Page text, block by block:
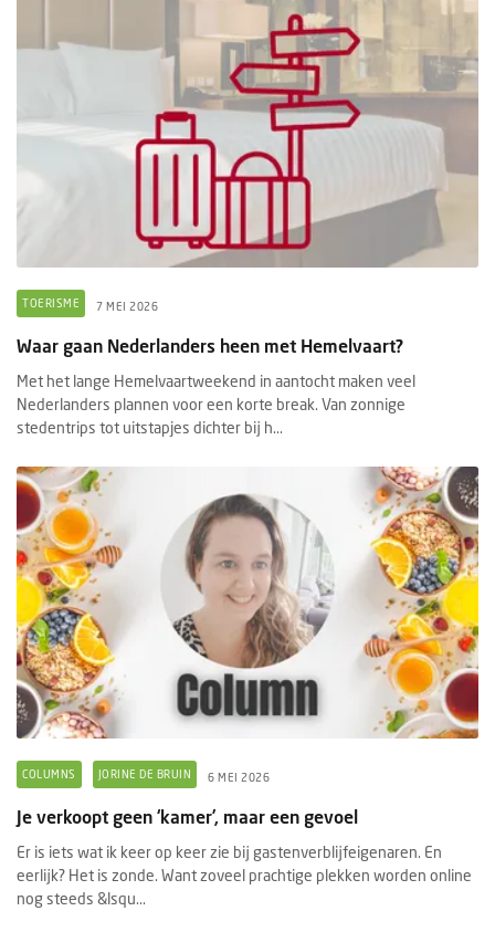
TOERISME 7 MEI 2026
Waar gaan Nederlanders heen met Hemelvaart?
Met het lange Hemelvaartweekend in aantocht maken veel
Nederlanders plannen voor een korte break. Van zonnige
stedentrips tot uitstapjes dichter bij h...
COLUMNS JORINE DE BRUIN 6 MEI 2026
Je verkoopt geen ‘kamer’, maar een gevoel
Er is iets wat ik keer op keer zie bij gastenverblijfeigenaren. En
eerlijk? Het is zonde. Want zoveel prachtige plekken worden online
nog steeds &lsqu...